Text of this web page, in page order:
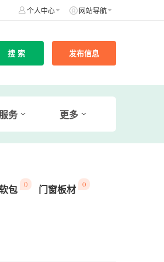
个人中心 网站导航
发布信息
务 更多
包
()
门窗板材
()